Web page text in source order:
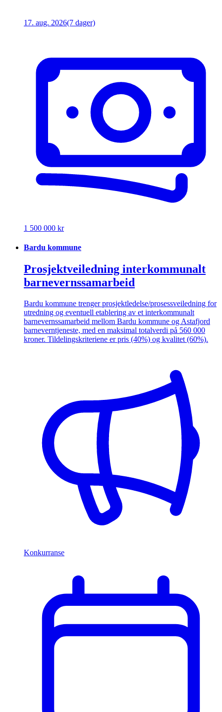
17. aug. 2026(7 dager)
1 500 000 kr
Bardu kommune
Prosjektveiledning interkommunalt
barnevernssamarbeid
Bardu kommune trenger prosjektledelse/prosessveiledning for
utredning og eventuell etablering av et interkommunalt
barnevernssamarbeid mellom Bardu kommune og Astafjord
barneverntjeneste, med en maksimal totalverdi på 560 000
kroner. Tildelingskriteriene er pris (40%) og kvalitet (60%).
Konkurranse